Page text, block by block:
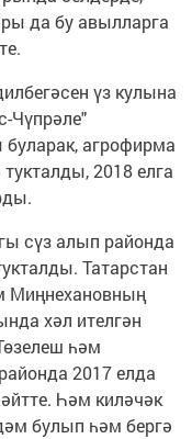
да бу авылларга
үз кулына
Чүпрәле"
агрофирма
2018 елга
сүз алып районда
Татарстан
Миңнехановның
хәл ителгән
һәм
2017 елда
Һәм киләчәк
булып һәм бергә